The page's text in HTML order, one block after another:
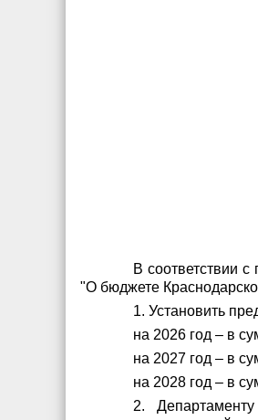
В соответствии
"О бюджете
1. Установить
на 2026 год – в
на 2027 год – в
на 2028 год – в
2.